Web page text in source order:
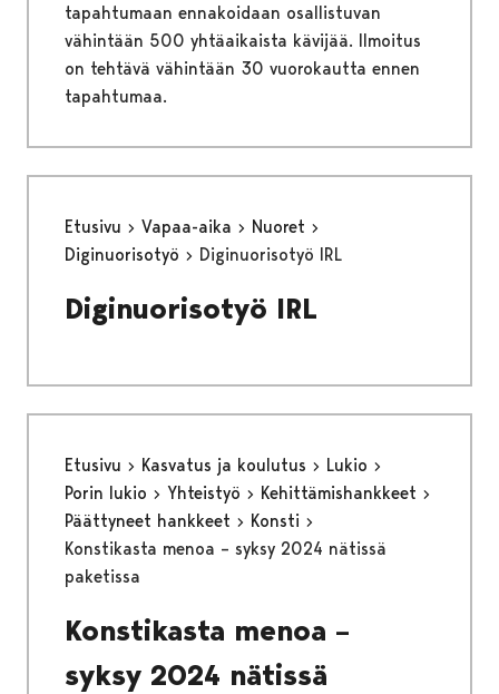
tapahtumaan ennakoidaan osallistuvan
vähintään 500 yhtäaikaista kävijää. Ilmoitus
on tehtävä vähintään 30 vuorokautta ennen
tapahtumaa.
Etusivu Vapaa-aika
Nuoret
Diginuorisotyö
Diginuorisotyö IRL
Diginuorisotyö IRL
Etusivu Kasvatus ja koulutus
Lukio
Porin lukio
Yhteistyö
Kehittämishankkeet
Päättyneet hankkeet
Konsti
Konstikasta menoa – syksy 2024 nätissä
paketissa
Konstikasta menoa –
syksy 2024 nätissä